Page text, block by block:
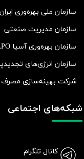
سازمان ملی بهره‌وری ایران
سازمان مدیریت صنعتی
سازمان بهره‌وری آسیا APO
سازمان انرژی‌های
شرکت بهينه‌سازی مصرف
شبکه‌های اجتماعی
کانال تلگرام